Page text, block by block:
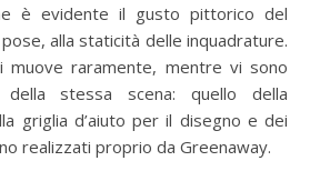
è evidente il gusto pittorico del
alla staticità delle inquadrature.
muove raramente, mentre vi sono
stessa scena: quello della
griglia d’aiuto per il disegno e dei
realizzati proprio da Greenaway.